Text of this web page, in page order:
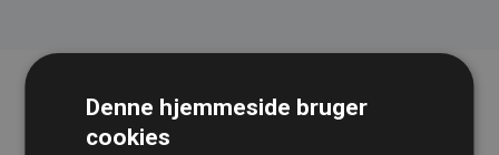
Denne hjemmeside bruger
cookies